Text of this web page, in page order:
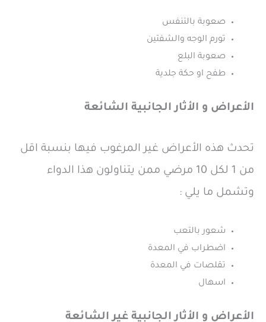
صعوبة بالتنفس
تورم الوجه والشفتين
صعوبة البلع
طفح او حكة جلدية
الأعراض و الأثار الجانبية الشائعة
تحدث هذه الأعراض غير المرغوب فيها بنسبة اقل
من 1 لكل 10 مرضي ممن يتناولون هذا الدواء
وتشمل ما يلي :
شعور بالتعب
اضطراب في المعدة
تقلصات في المعدة
اسهال
الأعراض و الأثار الجانبية غير الشائعة